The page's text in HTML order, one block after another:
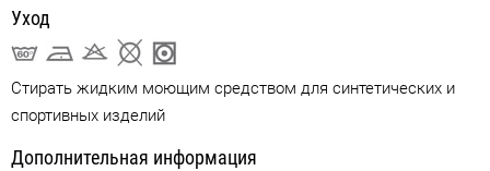
Уход
Стирать жидким моющим средством для синтетических и
спортивных изделий
Дополнительная информация